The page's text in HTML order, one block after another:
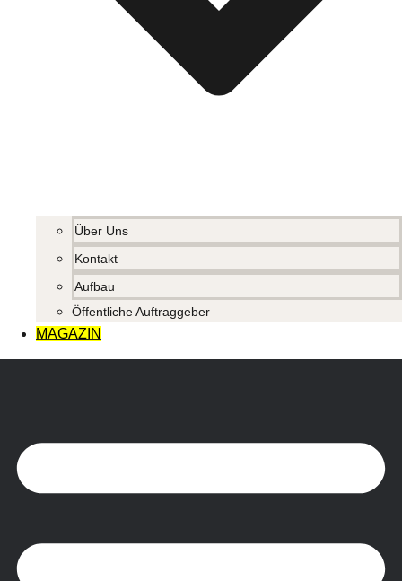
Über Uns
Kontakt
Aufbau
Öffentliche Auftraggeber
MAGAZIN